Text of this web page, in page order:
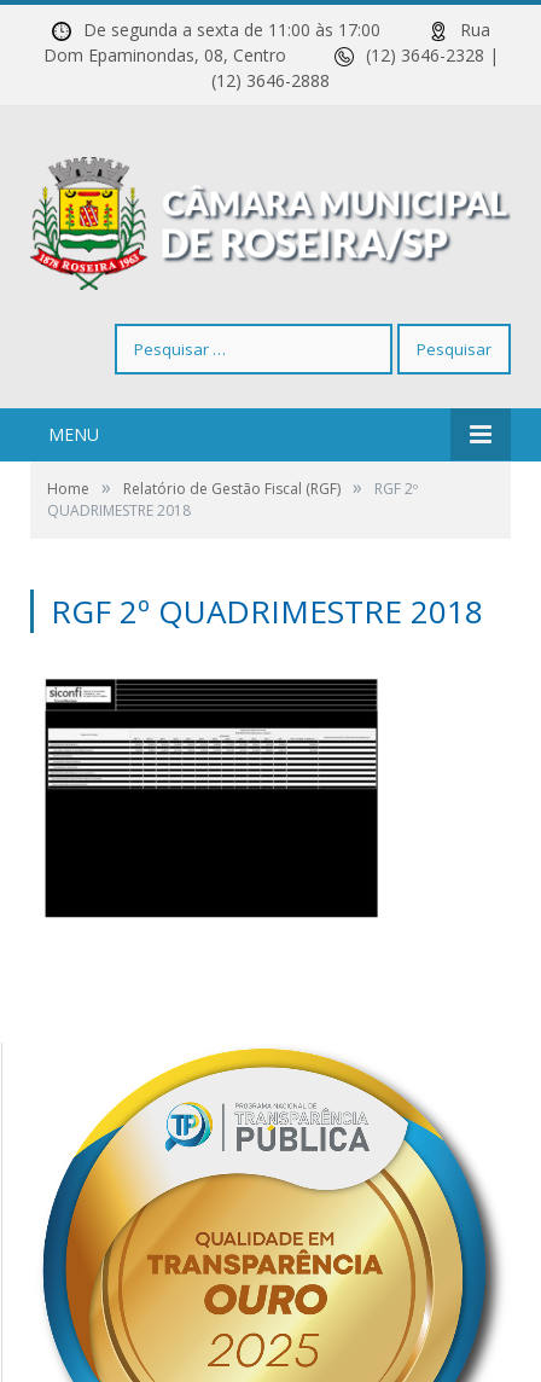
De segunda a sexta de 11:00 às 17:00
Rua
Dom Epaminondas, 08, Centro
(12) 3646-2328 |
(12) 3646-2888
por:
MENU
Home » Relatório de Gestão Fiscal (RGF) »
RGF 2º
QUADRIMESTRE 2018
RGF 2º QUADRIMESTRE 2018